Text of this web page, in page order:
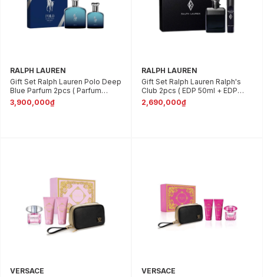
RALPH LAUREN
Gift Set Ralph Lauren Polo Deep
Blue Parfum 2pcs ( Parfum
125ml + Parfum 40ml )
3,900,000₫
RALPH LAUREN
Gift Set Ralph Lauren Ralph's
Club 2pcs ( EDP 50ml + EDP
10ml )
2,690,000₫
VERSACE
VERSACE